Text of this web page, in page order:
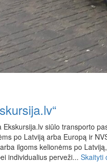
siūlo transporto
po Latviją arba Europą ir
ilgoms kelionėms po
individualius perveži... Skaityti